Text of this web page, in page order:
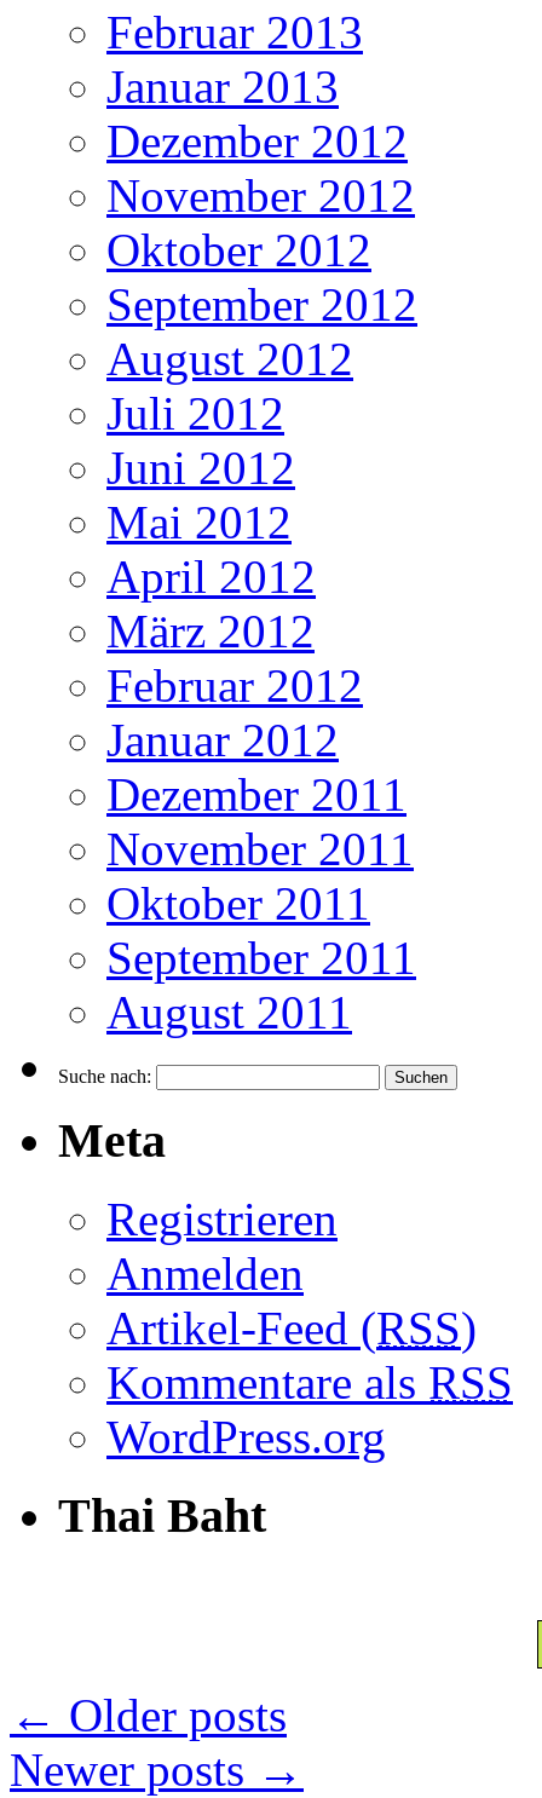
Februar 2013
Januar 2013
Dezember 2012
November 2012
Oktober 2012
September 2012
August 2012
Juli 2012
Juni 2012
Mai 2012
April 2012
März 2012
Februar 2012
Januar 2012
Dezember 2011
November 2011
Oktober 2011
September 2011
August 2011
Suche nach:
Meta
Registrieren
Anmelden
Artikel-Feed (RSS)
Kommentare als RSS
WordPress.org
Thai Baht
← Older posts
Newer posts →